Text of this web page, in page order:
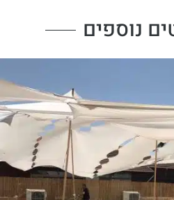
נוספים